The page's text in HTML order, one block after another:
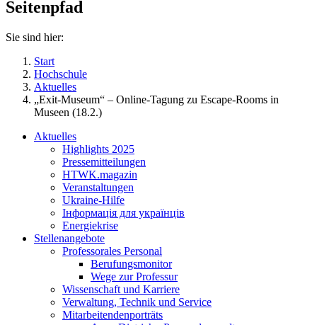
Seitenpfad
Sie sind hier:
Start
Hochschule
Aktuelles
„Exit-Museum“ – Online-Tagung zu Escape-Rooms in
Museen (18.2.)
Aktuelles
Highlights 2025
Pressemitteilungen
HTWK.magazin
Veranstaltungen
Ukraine-Hilfe
Інформація для українців
Energiekrise
Stellenangebote
Professorales Personal
Berufungsmonitor
Wege zur Professur
Wissenschaft und Karriere
Verwaltung, Technik und Service
Mitarbeitendenporträts